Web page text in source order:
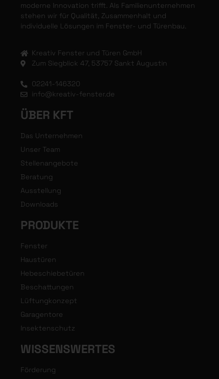
moderne Innovation trifft. Als Familienunternehmen
stehen wir für Qualität, Zusammenhalt und
individuelle Lösungen im Fenster- und Türenbau.
Kreativ Fenster und Türen GmbH
Zum Siegblick 47, 53757 Sankt Augustin
02241-146320
info@kreativ-fenster.de
ÜBER KFT
Das Unternehmen
Unser Team
Stellenangebote
Beratung
Ausstellung
Downloads
PRODUKTE
Fenster
Haustüren
Hebeschiebetüren
Beschattungen
Lüftungkonzept
Garagentore
Insektenschutz
WISSENSWERTES
Förderung